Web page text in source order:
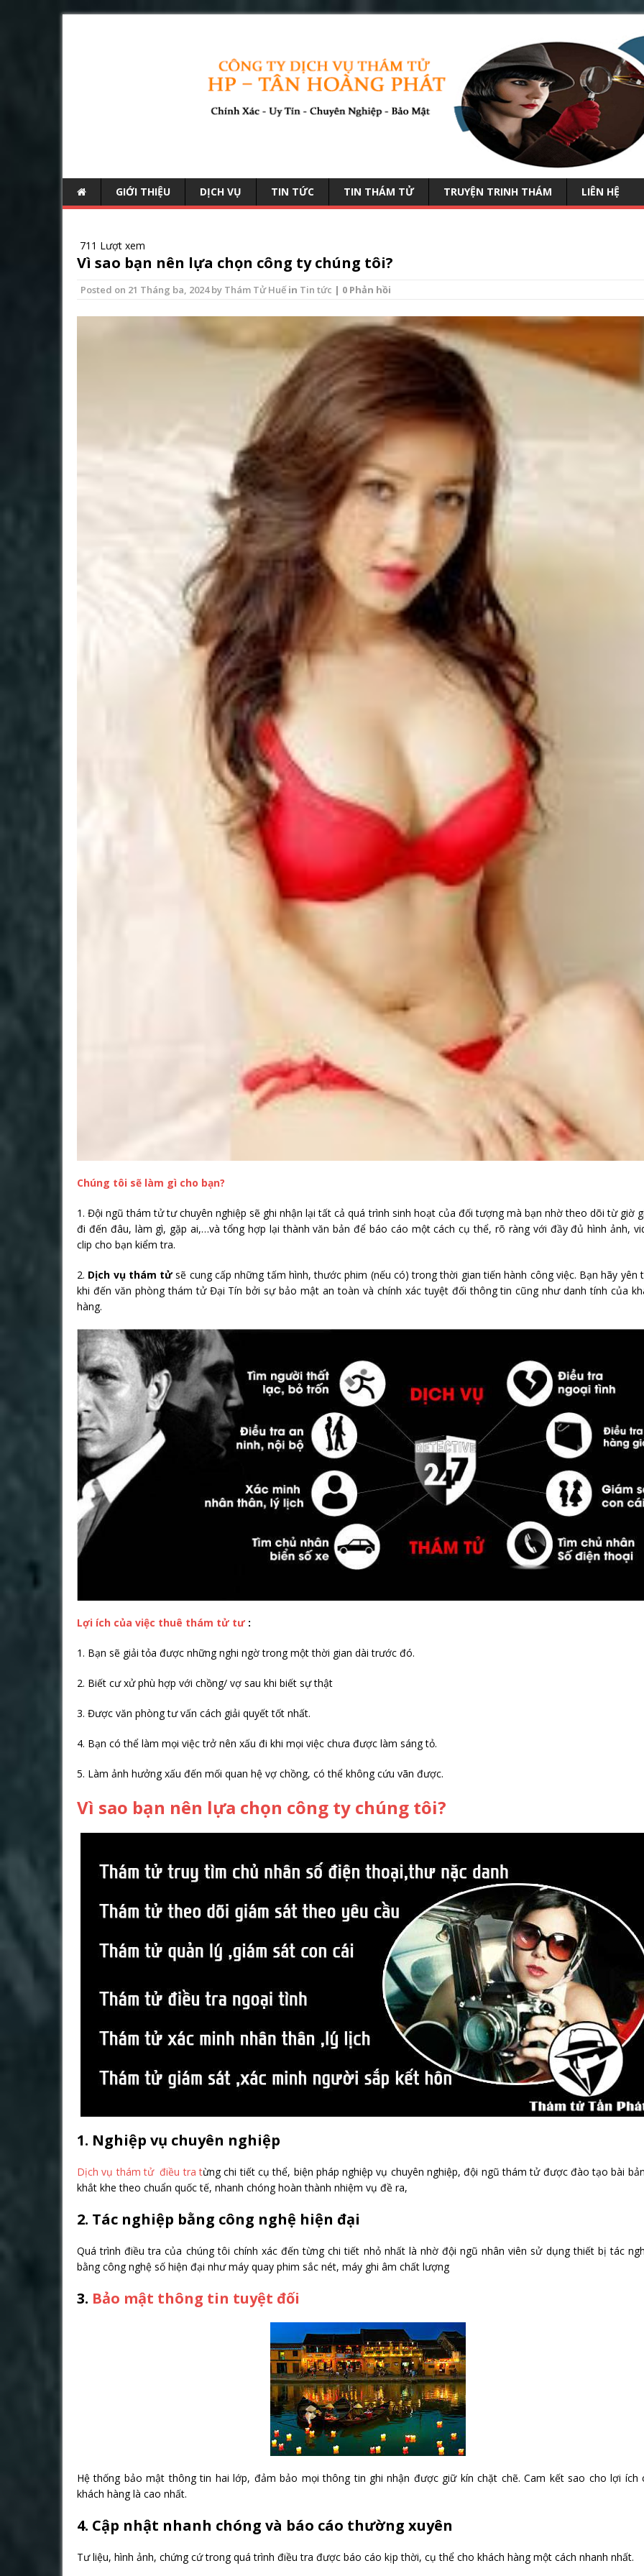
GIỚI THIỆU DỊCH VỤ TIN TỨC TIN THÁM TỬ TRUYỆN TRINH THÁM LIÊN HỆ
711 Lượt xem
Vì sao bạn nên lựa chọn công ty chúng tôi?
Posted on 21 Tháng ba, 2024by Thám Tử Huếin Tin tức | 0 Phản hồi
Chúng tôi sẽ làm gì cho bạn?
1. Đội ngũ thám tử tư chuyên nghiệp sẽ ghi nhận lại tất cả quá trình sinh hoạt của đối tượng mà bạn nhờ theo dõi từ giờ
đi đến đâu, làm gì, gặp ai,…và tổng hợp lại thành văn bản để báo cáo một cách cụ thể, rõ ràng với đầy đủ hình ảnh,
clip cho bạn kiểm tra.
2. Dịch vụ thám tửsẽ cung cấp những tấm hình, thước phim (nếu có) trong thời gian tiến hành công việc. Bạn hãy yên
khi đến văn phòng thám tử Đại Tín bởi sự bảo mật an toàn và chính xác tuyệt đối thông tin cũng như danh tính của
hàng.
Lợi ích của việc thuê thám tử tư:
1. Bạn sẽ giải tỏa được những nghi ngờ trong một thời gian dài trước đó.
2. Biết cư xử phù hợp với chồng/ vợ sau khi biết sự thật
3. Được văn phòng tư vấn cách giải quyết tốt nhất.
4. Bạn có thể làm mọi việc trở nên xấu đi khi mọi việc chưa được làm sáng tỏ.
5. Làm ảnh hưởng xấu đến mối quan hệ vợ chồng, có thể không cứu vãn được.
Vì sao bạn nên lựa chọn công ty chúng tôi?
1. Nghiệp vụ chuyên nghiệp
Dịch vụ thám tử điều tra từng chi tiết cụ thể, biện pháp nghiệp vụ chuyên nghiệp, đội ngũ thám tử được đào tạo bài
khắt khe theo chuẩn quốc tế, nhanh chóng hoàn thành nhiệm vụ đề ra,
2. Tác nghiệp bằng công nghệ hiện đại
Quá trình điều tra của chúng tôi chính xác đến từng chi tiết nhỏ nhất là nhờ đội ngũ nhân viên sử dụng thiết bị tác
bằng công nghệ số hiện đại như máy quay phim sắc nét, máy ghi âm chất lượng
3. Bảo mật thông tin tuyệt đối
Hệ thống bảo mật thông tin hai lớp, đảm bảo mọi thông tin ghi nhận được giữ kín chặt chẽ. Cam kết sao cho lợi ích
khách hàng là cao nhất.
4. Cập nhật nhanh chóng và báo cáo thường xuyên
Tư liệu, hình ảnh, chứng cứ trong quá trình điều tra được báo cáo kịp thời, cụ thể cho khách hàng một cách nhanh nhất.